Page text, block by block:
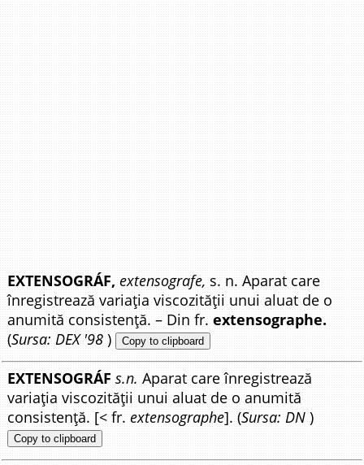
EXTENSOGRÁF, extensografe, s. n. Aparat care
înregistrează variația viscozității unui aluat de o
anumită consistență. – Din fr.extensographe.
(Sursa: DEX '98 ) Copy to clipboard
EXTENSOGRÁF s.n. Aparat care înregistrează
variația viscozității unui aluat de o anumită
consistență. [< fr.extensographe]. (Sursa: DN )
Copy to clipboard